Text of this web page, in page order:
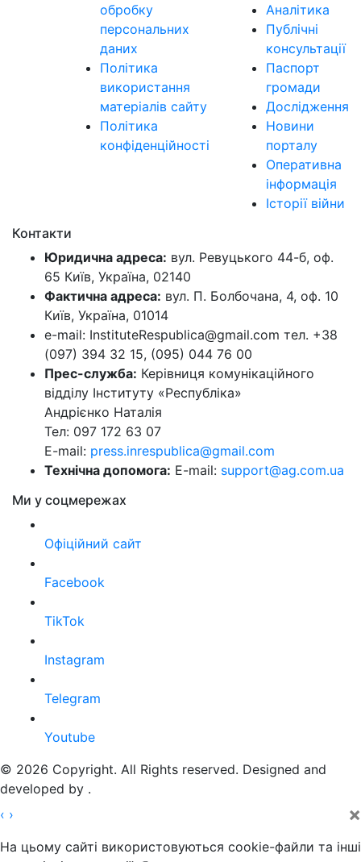
обробку
персональних
даних
Політика
використання
матеріалів сайту
Політика
конфіденційності
Аналітика
Публічні
консультації
Паспорт
громади
Дослідження
Новини
порталу
Оперативна
інформація
Історії війни
Контакти
Юридична адреса: вул. Ревуцького 44-б, оф.
65 Київ, Україна, 02140
Фактична адреса: вул. П. Болбочана, 4, оф. 10
Київ, Україна, 01014
e-mail: InstituteRespublica@gmail.com тел. +38
(097) 394 32 15, (095) 044 76 00
Прес-служба: Керівниця комунікаційного
відділу Інституту «Республіка»
Андрієнко Наталія
Тел: 097 172 63 07
E-mail: press.inrespublica@gmail.com
Технічна допомога: E-mail: support@ag.com.ua
Ми у соцмережах
Офіційний сайт
Facebook
TikTok
Instagram
Telegram
Youtube
© 2026 Copyright. All Rights reserved. Designed and
developed by .
‹ › ×
На цьому сайті використовуються cookie-файли та інші